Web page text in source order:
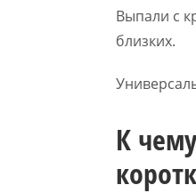
Выпали с
близких.
К